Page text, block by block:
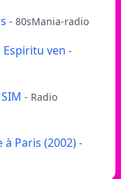
- 80sMania-radio
Espiritu ven -
- Radio
à Paris (2002) -